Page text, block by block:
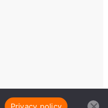
Privacy policy